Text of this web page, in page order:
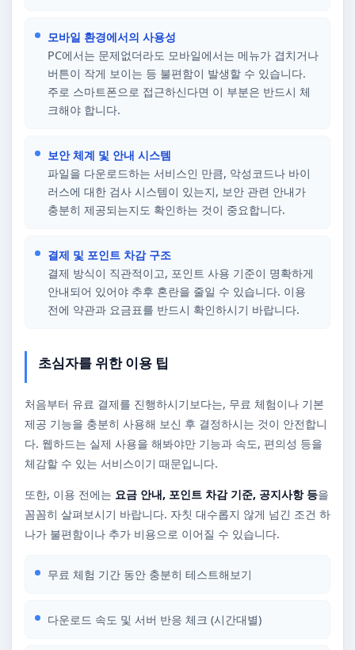
모바일 환경에서의 사용성
PC에서는 문제없더라도 모바일에서는 메뉴가 겹치거나
버튼이 작게 보이는 등 불편함이 발생할 수 있습니다.
주로 스마트폰으로 접근하신다면 이 부분은 반드시 체
크해야 합니다.
보안 체계 및 안내 시스템
파일을 다운로드하는 서비스인 만큼, 악성코드나 바이
러스에 대한 검사 시스템이 있는지, 보안 관련 안내가
충분히 제공되는지도 확인하는 것이 중요합니다.
결제 및 포인트 차감 구조
결제 방식이 직관적이고, 포인트 사용 기준이 명확하게
안내되어 있어야 추후 혼란을 줄일 수 있습니다. 이용
전에 약관과 요금표를 반드시 확인하시기 바랍니다.
초심자를 위한 이용 팁
처음부터 유료 결제를 진행하시기보다는, 무료 체험이나 기본
제공 기능을 충분히 사용해 보신 후 결정하시는 것이 안전합니
다. 웹하드는 실제 사용을 해봐야만 기능과 속도, 편의성 등을
체감할 수 있는 서비스이기 때문입니다.
또한, 이용 전에는 요금 안내, 포인트 차감 기준, 공지사항 등을
꼼꼼히 살펴보시기 바랍니다. 자칫 대수롭지 않게 넘긴 조건 하
나가 불편함이나 추가 비용으로 이어질 수 있습니다.
무료 체험 기간 동안 충분히 테스트해보기
다운로드 속도 및 서버 반응 체크 (시간대별)